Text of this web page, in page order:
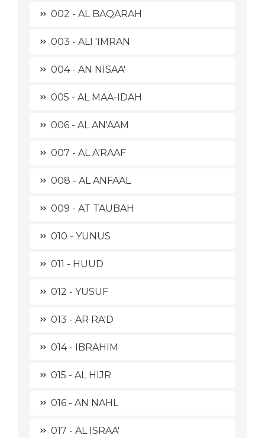
002 - AL BAQARAH
003 - ALI 'IMRAN
004 - AN NISAA'
005 - AL MAA-IDAH
006 - AL AN'AAM
007 - AL A'RAAF
008 - AL ANFAAL
009 - AT TAUBAH
010 - YUNUS
011 - HUUD
012 - YUSUF
013 - AR RA'D
014 - IBRAHIM
015 - AL HIJR
016 - AN NAHL
017 - AL ISRAA'